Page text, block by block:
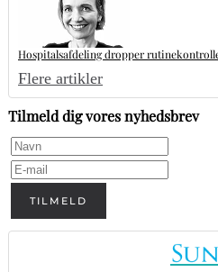
Hospitalsafdeling dropper
Flere artikler
Tilmeld dig vores nyhedsbrev
TILMELD